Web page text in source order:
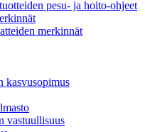
pesu- ja hoito-ohjeet
merkinnät
kasvusopimus
vastuullisuus